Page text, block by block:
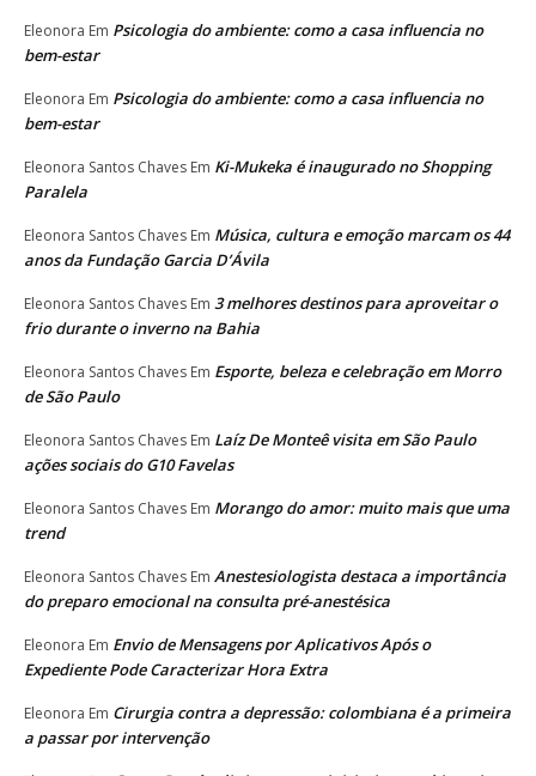
Eleonora Em Psicologia do ambiente: como a casa influencia no
bem-estar
Eleonora Em Psicologia do ambiente: como a casa influencia no
bem-estar
Eleonora Santos Chaves Em Ki-Mukeka é inaugurado no Shopping
Paralela
Eleonora Santos Chaves Em Música, cultura e emoção marcam os 44
anos da Fundação Garcia D’Ávila
Eleonora Santos Chaves Em 3 melhores destinos para aproveitar o
frio durante o inverno na Bahia
Eleonora Santos Chaves Em Esporte, beleza e celebração em Morro
de São Paulo
Eleonora Santos Chaves Em Laíz De Monteê visita em São Paulo
ações sociais do G10 Favelas
Eleonora Santos Chaves Em Morango do amor: muito mais que uma
trend
Eleonora Santos Chaves Em Anestesiologista destaca a importância
do preparo emocional na consulta pré-anestésica
Eleonora Em Envio de Mensagens por Aplicativos Após o
Expediente Pode Caracterizar Hora Extra
Eleonora Em Cirurgia contra a depressão: colombiana é a primeira
a passar por intervenção